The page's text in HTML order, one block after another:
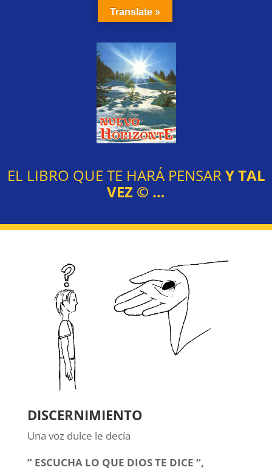
EL LIBRO QUE TE HARÁ PENSARY TAL
VEZ © …
DISCERNIMIENTO
Una voz dulce le decía
” ESCUCHA LO QUE DIOS TE DICE “,
Translate »